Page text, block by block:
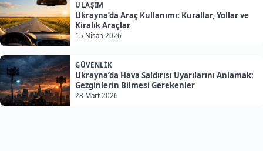
ULAŞIM
Ukrayna’da Araç Kullanımı: Kurallar, Yollar ve
Kiralık Araçlar
15 Nisan 2026
GÜVENLIK
Ukrayna’da Hava Saldırısı Uyarılarını Anlamak:
Gezginlerin Bilmesi Gerekenler
28 Mart 2026